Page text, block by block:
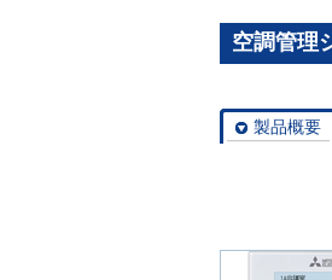
空調管理
製品概要